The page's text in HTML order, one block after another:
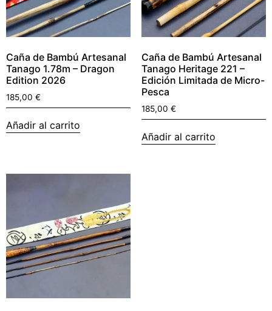
Caña de Bambú Artesanal
Tanago 1.78m – Dragon
Edition 2026
185,00 €
Añadir al carrito
Caña de Bambú Artesanal
Tanago Heritage 221 –
Edición Limitada de Micro-
Pesca
185,00 €
Añadir al carrito